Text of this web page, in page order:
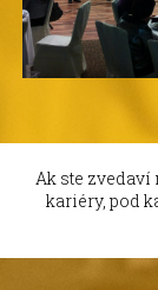
Ak ste
kariéry, pod